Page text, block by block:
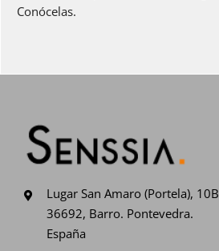
Conócelas.
Lugar San Amaro (Portela), 10B
36692, Barro. Pontevedra.
España